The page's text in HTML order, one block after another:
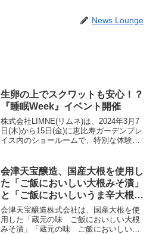
News Lounge
生卵の上でスクワットも安心！？
『睡眠Week』イベント開催
株式会社LIMNE(リムネ)は、2024年3月7
日(木)から15日(金)に恵比寿ガーデンプレ
イス内のショールームで、特別な体験イ
を生かした生卵チャレンジなど、ユニ
ー...
会津天宝醸造、国産大根を使用し
た「ご飯においしい大根みそ漬」
と「ご飯においしいうま辛大根」
を3月に発売!
会津天宝醸造株式会社は、国産大根を使
用した「蔵元の味 ご飯においしい大根
みそ漬」「蔵元の味 ご飯においしいう